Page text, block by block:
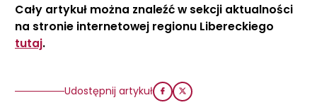
Cały artykuł można znaleźć w sekcji aktualności
na stronie internetowej regionu Libereckiego
tutaj.
Udostępnij artykuł